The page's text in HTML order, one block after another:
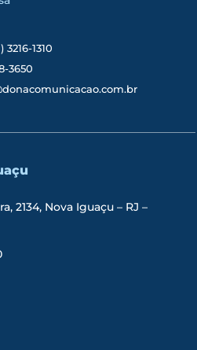
1310
3650
2134, Nova Iguaçu – RJ –